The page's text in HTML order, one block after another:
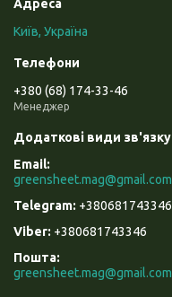
Київ, Україна
+380 (68) 174-33-46
Менеджер
greensheet.mag@gmail.com
+380681743346
+380681743346
Пошта
greensheet.mag@gmail.com